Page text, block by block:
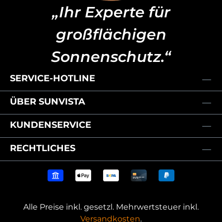
„Ihr Experte für
großflächigen
Sonnenschutz.“
SERVICE-HOTLINE
ÜBER SUNVISTA
KUNDENSERVICE
RECHTLICHES
Alle Preise inkl. gesetzl. Mehrwertsteuer inkl.
Versandkosten.